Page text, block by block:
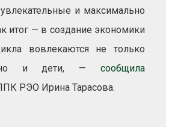
и максимально
итог — в создание экономики
вовлекаются не только
но и дети, — сообщила
РЭО Ирина Тарасова.